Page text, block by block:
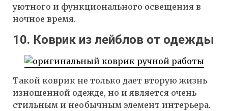
уютного и функционального освещения в
ночное время.
10. Коврик из лейблов от одежды
Такой коврик не только дает вторую жизнь
изношенной одежде, но и является очень
стильным и необычным элемент интерьера.